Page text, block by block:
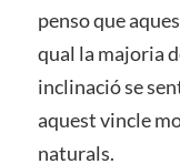
penso que
qual la majoria
inclinació se
aquest vincle
naturals.